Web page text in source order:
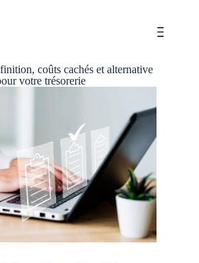
coûts cachés et alternative
votre trésorerie